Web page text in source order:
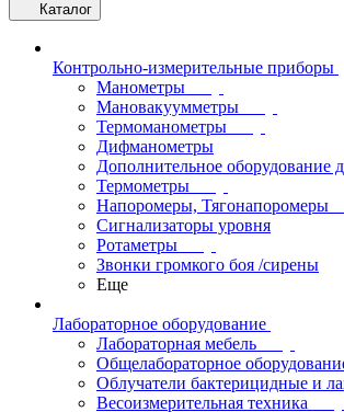
Каталог
Контрольно-измерительные приборы
Манометры
Мановакуумметры
Термоманометры
Дифманометры
Дополнительное оборудование
Термометры
Напоромеры, Тягонапоромеры
Сигнализаторы уровня
Ротаметры
Звонки громкого боя /сирены
Еще
Лабораторное оборудование
Лабораторная мебель
Общелабораторное
Облучатели бактерицидные и
Весоизмерительная техника